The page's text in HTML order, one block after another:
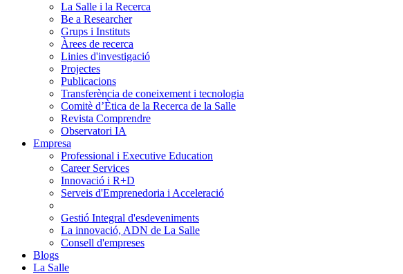
La Salle i la Recerca
Be a Researcher
Grups i Instituts
Àrees de recerca
Linies d'investigació
Projectes
Publicacions
Transferència de coneixement i tecnologia
Comitè d’Ètica de la Recerca de la Salle
Revista Comprendre
Observatori IA
Empresa
Professional i Executive Education
Career Services
Innovació i R+D
Serveis d'Emprenedoria i Acceleració
Gestió Integral d'esdeveniments
La innovació, ADN de La Salle
Consell d'empreses
Blogs
La Salle